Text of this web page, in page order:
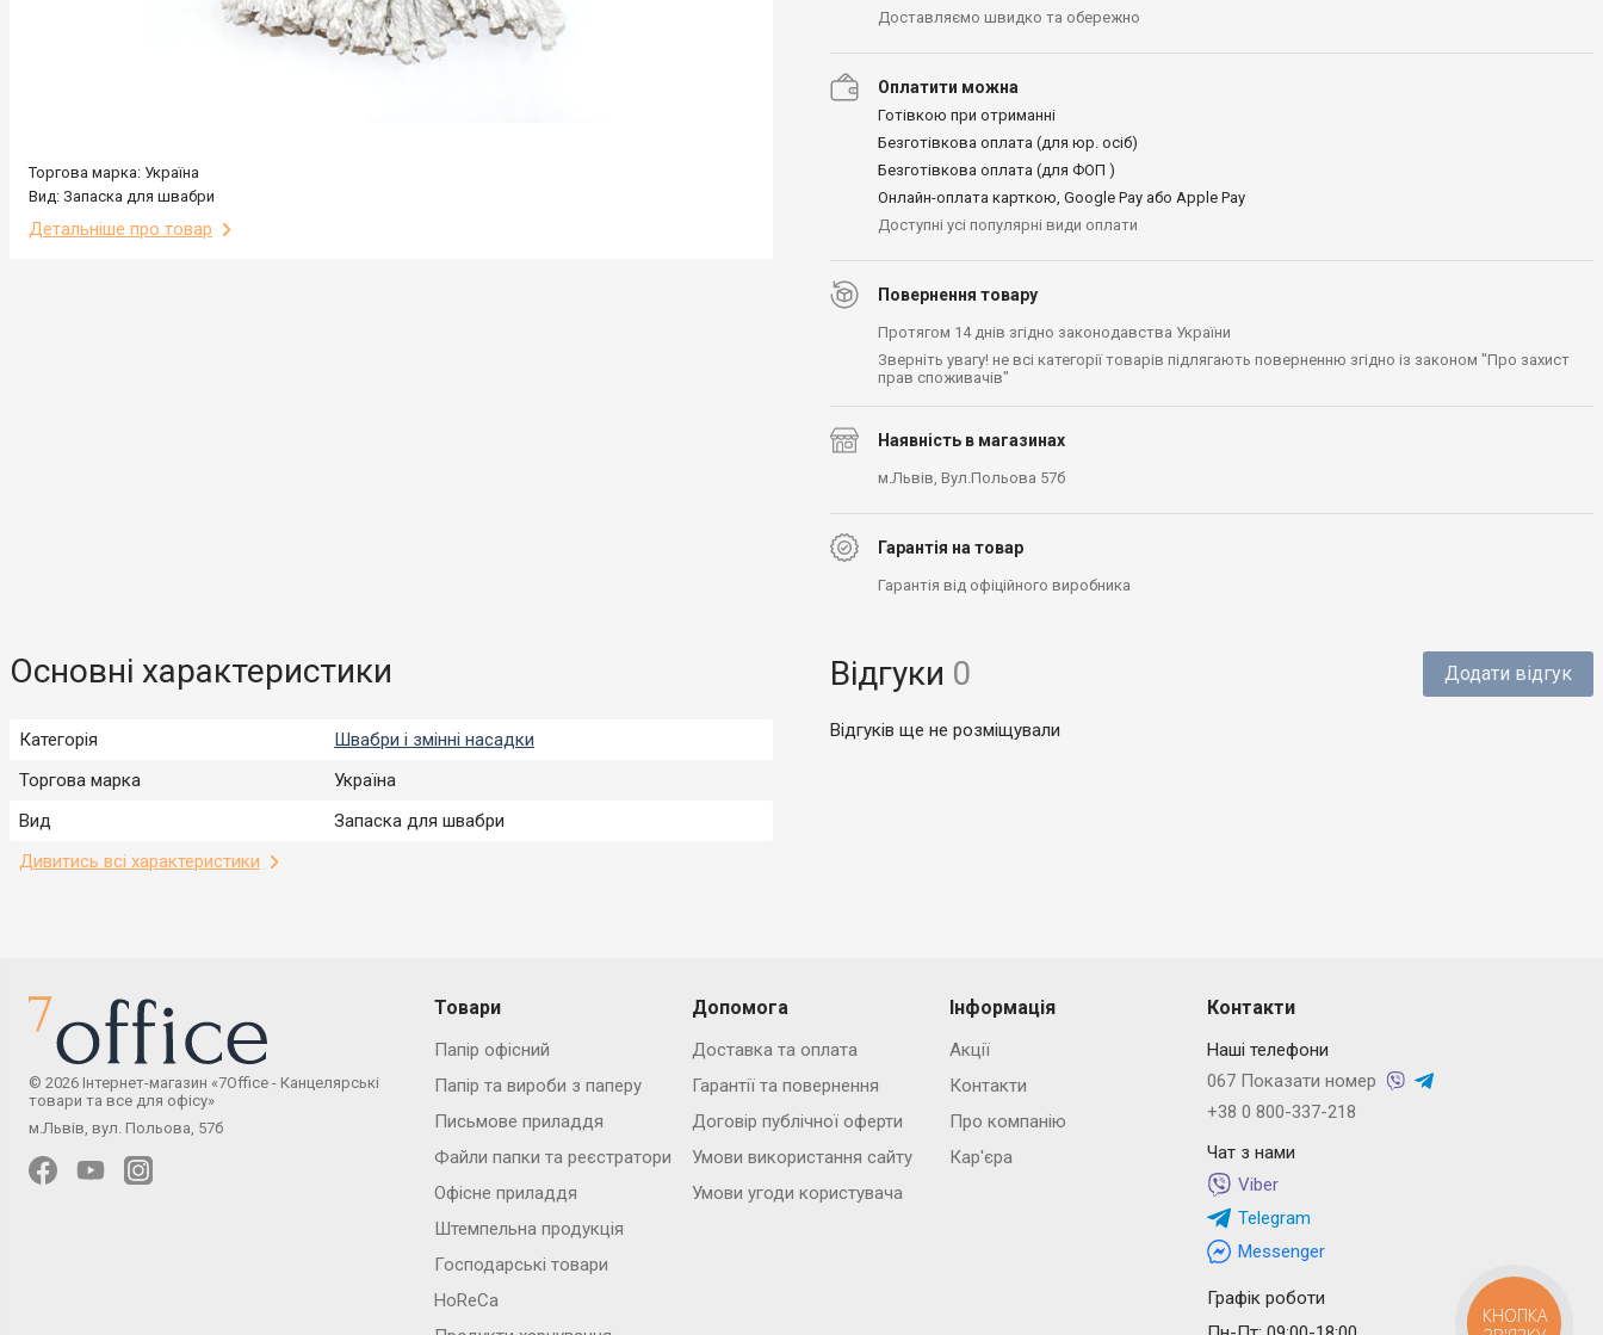
Торгова марка: Україна
Вид: Запаска для швабри
Детальніше про товар
Доставляємо швидко та обережно
Оплатити можна
Готівкою при отриманні
Безготівкова оплата (для юр. осіб)
Безготівкова оплата (для ФОП )
Онлайн-оплата карткою, Google Pay або Apple Pay
Доступні усі популярні види оплати
Повернення товару
Протягом 14 днів згідно законодавства України
Зверніть увагу! не всі категорії товарів підлягають поверненню згідно із законом "Про захист
прав споживачів"
Наявність в магазинах
м.Львів, Вул.Польова 57б
Гарантія на товар
Гарантія від офіційного виробника
Основні характеристики
Категорія
Швабри і змінні насадки
Торгова марка
Україна
Вид
Запаска для швабри
Дивитись всі характеристики
Відгуки 0 Додати відгук
Відгуків ще не розміщували
Товари
Папір офісний
Папір та вироби з паперу
Письмове приладдя
Файли папки та реєстратори
Офісне приладдя
Штемпельна продукція
Господарські товари
HoReCa
Допомога
Доставка та оплата
Гарантії та повернення
Договір публічної оферти
Умови використання сайту
Умови угоди користувача
Інформація
Акції
Контакти
Про компанію
Кар'єра
Контакти
Наші телефони
067 Показати номер
+38 0 800-337-218
Чат з нами
Viber
Telegram
Messenger
Графік роботи
© 2026 Інтернет-магазин «7Office - Канцелярські
товари та все для офісу»
м.Львів, вул. Польова, 57б
КНОПКА